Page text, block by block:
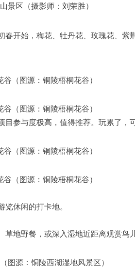
景区（摄影师：刘荣胜）
开始，梅花、牡丹花、玫瑰花、
（图源：铜陵梧桐花谷）
（图源：铜陵梧桐花谷）
参与度极高，值得推荐。玩累了，
（图源：铜陵梧桐花谷）
（图源：铜陵梧桐花谷）
休闲的打卡地。
地野餐，或深入湿地近距离观赏鸟
图源：铜陵西湖湿地风景区）